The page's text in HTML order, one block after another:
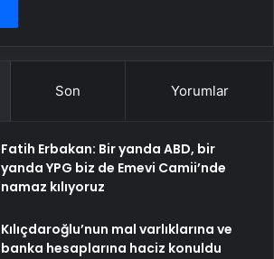
Son Yorumlar
Fatih Erbakan: Bir yanda ABD, bir
yanda YPG biz de Emevi Camii’nde
namaz kılıyoruz
Kılıçdaroğlu’nun mal varlıklarına ve
banka hesaplarına haciz konuldu